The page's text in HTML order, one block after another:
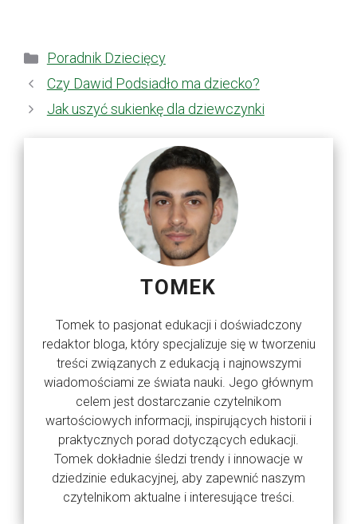
Kategorie
Poradnik Dziecięcy
Czy Dawid Podsiadło ma dziecko?
Jak uszyć sukienkę dla dziewczynki
TOMEK
Tomek to pasjonat edukacji i doświadczony
redaktor bloga, który specjalizuje się w tworzeniu
treści związanych z edukacją i najnowszymi
wiadomościami ze świata nauki. Jego głównym
celem jest dostarczanie czytelnikom
wartościowych informacji, inspirujących historii i
praktycznych porad dotyczących edukacji.
Tomek dokładnie śledzi trendy i innowacje w
dziedzinie edukacyjnej, aby zapewnić naszym
czytelnikom aktualne i interesujące treści.